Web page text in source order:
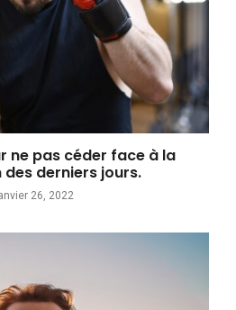
ne pas céder face à la
derniers jours.
26, 2022